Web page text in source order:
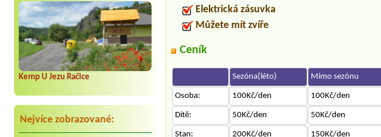
Kemp U Jezu Račice
Nejvíce zobrazované:
Elektrická zásuvka
Můžete mít zvíře
Ceník
Sezóna(léto) Mimo sezónu
Osoba: 100Kč/den 100Kč/den
Dítě: 50Kč/den 50Kč/den
Stan: 200Kč/den 150Kč/den